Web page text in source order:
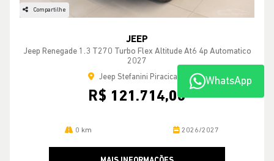
Compartilhe
JEEP
Jeep Renegade 1.3 T270 Turbo Flex Altitude At6 4p Automatico
2027
Jeep Stefanini Piracicaba
R$ 121.714,00
0 km 2026/2027
WhatsApp